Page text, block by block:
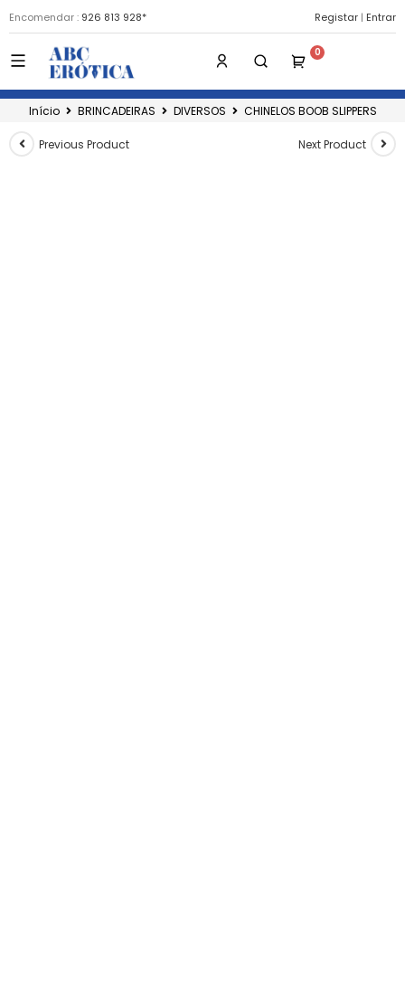
Encomendar : 926 813 928* Registar | Entrar
Início BRINCADEIRAS DIVERSOS CHINELOS BOOB SLIPPERS
Previous Product Next Product